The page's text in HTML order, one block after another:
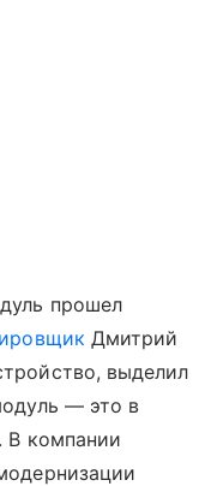
прошел
Дмитрий
выделил
— это в
В компании